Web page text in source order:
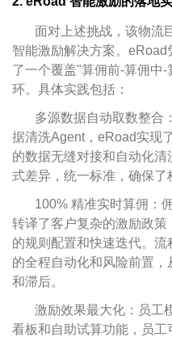
面对上述挑战，该物流
智能激励解决方案。
了一个覆盖"算佣前-算佣中
环。具体实践包括：
多源数据自动取数整合
据清洗Agent，eRoad实现
的数据无缝对接和自动化
式差异，统一标准，确保了
100% 精准实时算佣：
转译了客户复杂的激励政
的规则配置和快速迭代。
的全程自动化和风险前置
和滞后。
激励效果最大化：员工
看板和自助试算功能，员